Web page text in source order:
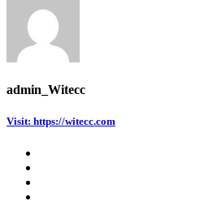
admin_Witecc
Visit: https://witecc.com